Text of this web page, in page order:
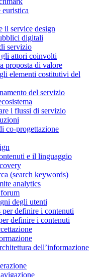
il service design
digitali
servizio
attori coinvolti
proposta di valore
elementi costitutivi del
del servizio
i flussi di servizio
co-progettazione
e il linguaggio
(search keywords)
analytics
degli utenti
per definire i contenuti
definire i contenuti
dell’informazione